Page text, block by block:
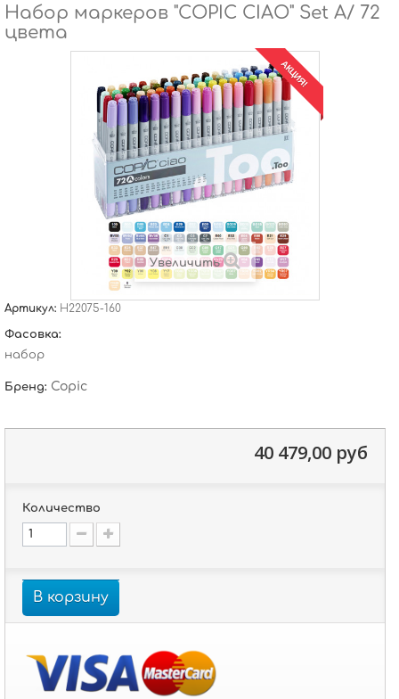
Набор маркеров "COPIC CIAO" Set A/ 72
цвета
АКЦИЯ!
Увеличить
Артикул: H22075-160
Фасовка:
набор
Бренд: Copic
40 479,00 руб
Количество
В корзину